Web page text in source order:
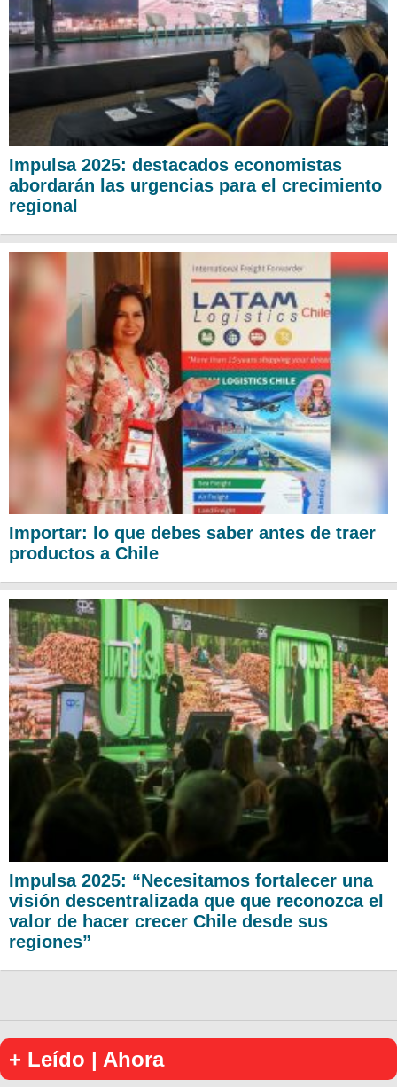
Impulsa 2025: destacados economistas
abordarán las urgencias para el crecimiento
regional
Importar: lo que debes saber antes de traer
productos a Chile
Impulsa 2025: “Necesitamos fortalecer una
visión descentralizada que que reconozca el
valor de hacer crecer Chile desde sus
regiones”
+ Leído | Ahora